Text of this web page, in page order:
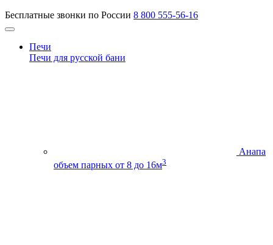
Бесплатные звонки по России 8 800 555-56-16
Печи
Печи для русской бани
Анапа
объем парных от 8 до 16м3